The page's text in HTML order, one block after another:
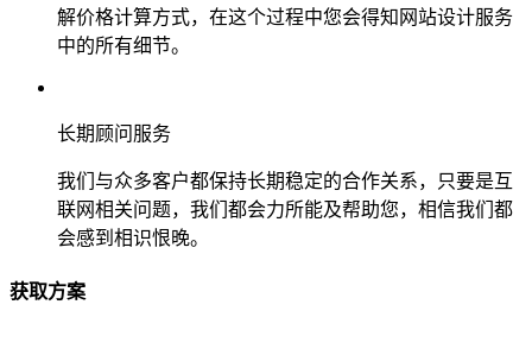
解价格计算方式，在这个过程中您会得知网站设计服务
中的所有细节。
长期顾问服务
我们与众多客户都保持长期稳定的合作关系，只要是互
联网相关问题，我们都会力所能及帮助您，相信我们都
会感到相识恨晚。
获取方案